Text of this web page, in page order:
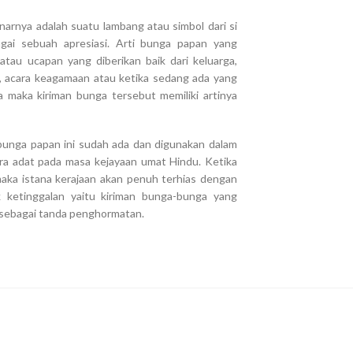
adalah suatu lambang atau simbol dari si
sebuah apresiasi. Arti bunga papan yang
ucapan yang diberikan baik dari keluarga,
keagamaan atau ketika sedang ada yang
maka kiriman bunga tersebut memiliki artinya
papan ini sudah ada dan digunakan dalam
adat pada masa kejayaan umat Hindu. Ketika
istana kerajaan akan penuh terhias dengan
yaitu kiriman bunga-bunga yang
tanda penghormatan.